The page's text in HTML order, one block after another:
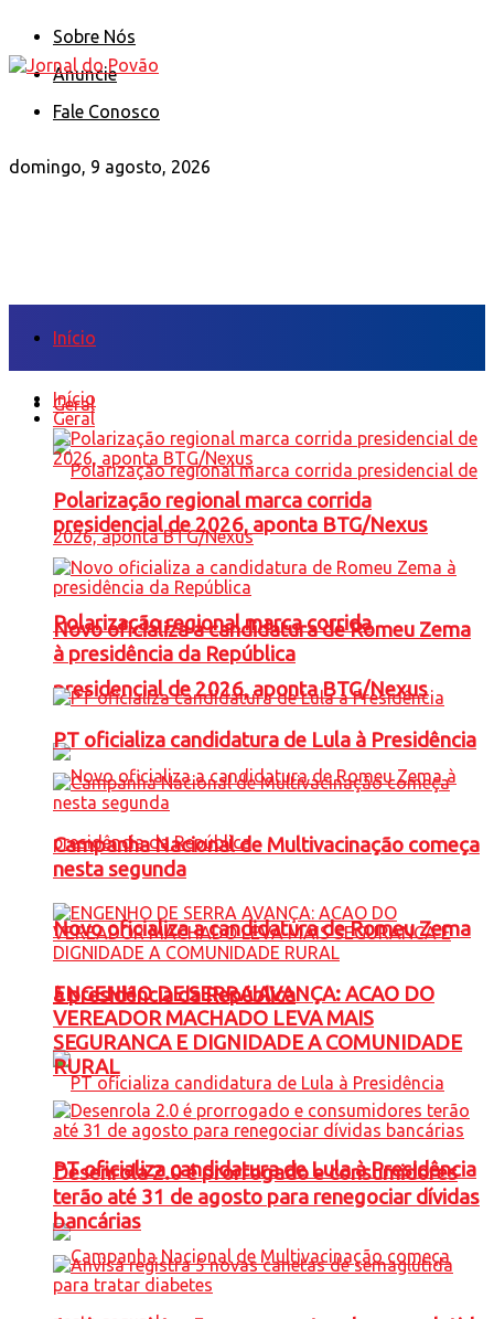
Sobre Nós
Anuncie
Fale Conosco
domingo, 9 agosto, 2026
Início
Geral
Polarização regional marca corrida
presidencial de 2026, aponta BTG/Nexus
Novo oficializa a candidatura de Romeu Zema
à presidência da República
PT oficializa candidatura de Lula à Presidência
Início
Geral
Polarização regional marca corrida
presidencial de 2026, aponta BTG/Nexus
Novo oficializa a candidatura de Romeu Zema
à presidência da República
PT oficializa candidatura de Lula à Presidência
Campanha Nacional de Multivacinação começa
nesta segunda
ENGENHO DE SERRA AVANÇA: ACAO DO
VEREADOR MACHADO LEVA MAIS
SEGURANCA E DIGNIDADE A COMUNIDADE
RURAL
Desenrola 2.0 é prorrogado e consumidores
terão até 31 de agosto para renegociar dívidas
bancárias